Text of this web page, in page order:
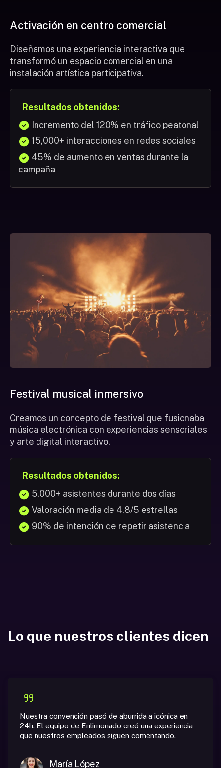
Activación en centro comercial
Diseñamos una experiencia interactiva que
transformó un espacio comercial en una
instalación artística participativa.
Resultados obtenidos:
Incremento del 120% en tráfico peatonal
15,000+ interacciones en redes sociales
45% de aumento en ventas durante la
campaña
Festival musical inmersivo
Creamos un concepto de festival que fusionaba
música electrónica con experiencias sensoriales
y arte digital interactivo.
Resultados obtenidos:
5,000+ asistentes durante dos días
Valoración media de 4.8/5 estrellas
90% de intención de repetir asistencia
Lo que nuestros clientes dicen
Nuestra convención pasó de aburrida a icónica en
24h. El equipo de Enlimonado creó una experiencia
que nuestros empleados siguen comentando.
María López